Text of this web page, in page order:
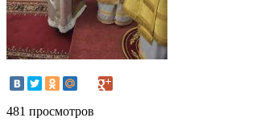
481 просмотров